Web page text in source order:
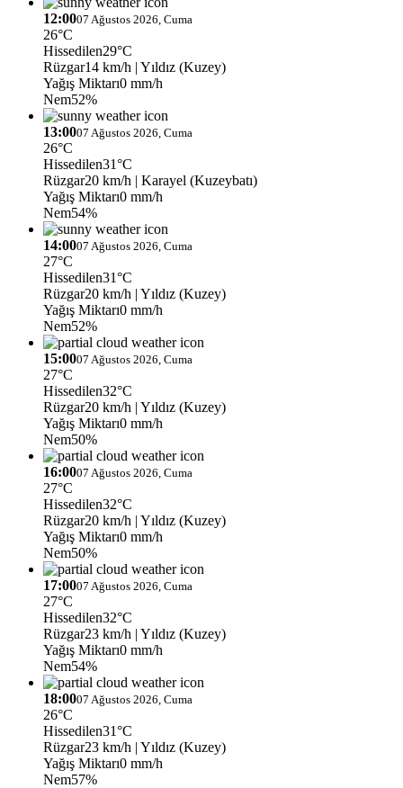
12:0007 Ağustos 2026, Cuma
26°C
Hissedilen29°C
Rüzgar14 km/h | Yıldız (Kuzey)
Yağış Miktarı0 mm/h
Nem52%
13:0007 Ağustos 2026, Cuma
26°C
Hissedilen31°C
Rüzgar20 km/h | Karayel (Kuzeybatı)
Yağış Miktarı0 mm/h
Nem54%
14:0007 Ağustos 2026, Cuma
27°C
Hissedilen31°C
Rüzgar20 km/h | Yıldız (Kuzey)
Yağış Miktarı0 mm/h
Nem52%
15:0007 Ağustos 2026, Cuma
27°C
Hissedilen32°C
Rüzgar20 km/h | Yıldız (Kuzey)
Yağış Miktarı0 mm/h
Nem50%
16:0007 Ağustos 2026, Cuma
27°C
Hissedilen32°C
Rüzgar20 km/h | Yıldız (Kuzey)
Yağış Miktarı0 mm/h
Nem50%
17:0007 Ağustos 2026, Cuma
27°C
Hissedilen32°C
Rüzgar23 km/h | Yıldız (Kuzey)
Yağış Miktarı0 mm/h
Nem54%
18:0007 Ağustos 2026, Cuma
26°C
Hissedilen31°C
Rüzgar23 km/h | Yıldız (Kuzey)
Yağış Miktarı0 mm/h
Nem57%